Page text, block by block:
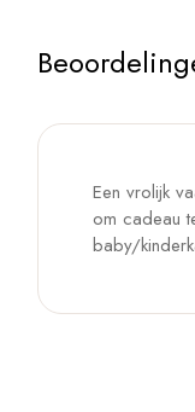
Een vrolijk
om cadeau
baby/